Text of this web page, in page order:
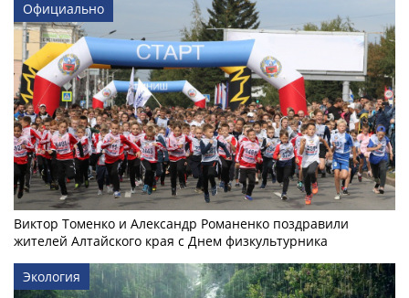
Официально
Виктор Томенко и Александр Романенко поздравили
жителей Алтайского края с Днем физкультурника
Экология